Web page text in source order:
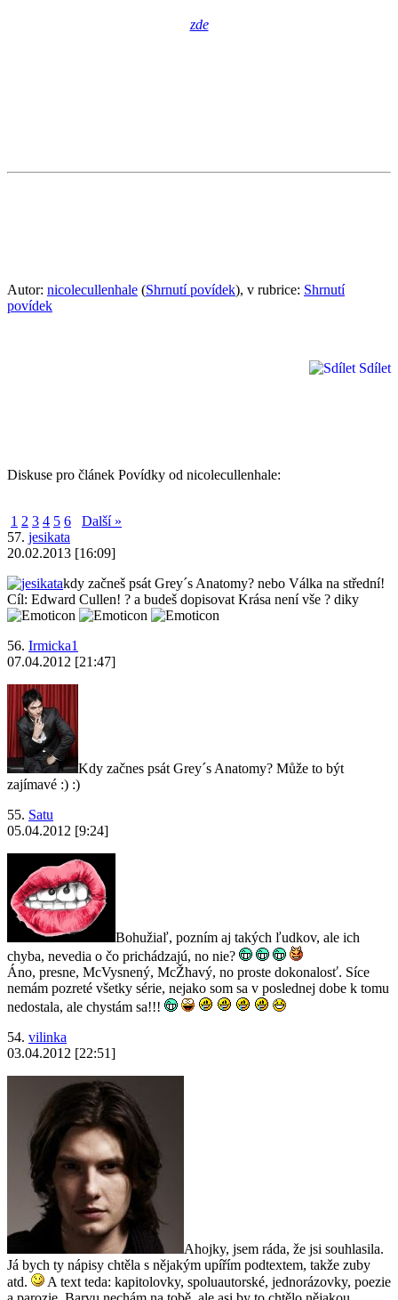
zde
Autor: nicolecullenhale (Shrnutí povídek), v rubrice: Shrnutí
povídek
Sdílet
Diskuse pro článek Povídky od nicolecullenhale:
1 2 3 4 5 6
Další »
57. jesikata
20.02.2013 [16:09]
kdy začneš psát Grey´s Anatomy? nebo Válka na střední!
Cíl: Edward Cullen! ? a budeš dopisovat Krása není vše ? diky
56. Irmicka1
07.04.2012 [21:47]
Kdy začnes psát Grey´s Anatomy? Může to být
zajímavé :) :)
55. Satu
05.04.2012 [9:24]
Bohužiaľ, pozním aj takých ľudkov, ale ich
chyba, nevedia o čo prichádzajú, no nie?
Áno, presne, McVysnený, McŽhavý, no proste dokonalosť. Síce
nemám pozreté všetky série, nejako som sa v poslednej dobe k tomu
nedostala, ale chystám sa!!!
54. vilinka
03.04.2012 [22:51]
Ahojky, jsem ráda, že jsi souhlasila.
Já bych ty nápisy chtěla s nějakým upířím podtextem, takže zuby
atd.
A text teda: kapitolovky, spoluautorské, jednorázovky, poezie